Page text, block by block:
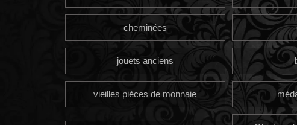
cheminées
jouets anciens
vieilles pièces de monnaie